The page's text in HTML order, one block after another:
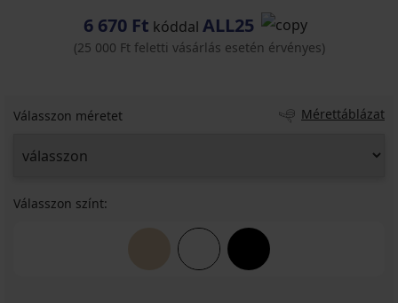
6 670 Ft kóddal ALL25
(25 000 Ft feletti vásárlás esetén érvényes)
Válasszon méretet Mérettáblázat
Válasszon színt: